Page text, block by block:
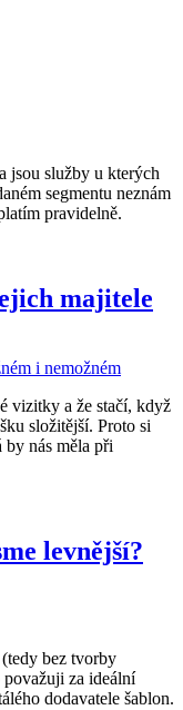
jsou služby u kterých
segmentu neznám
pravidelně.
majitele
i nemožném
vizitky a že stačí, když
složitější. Proto si
by nás měla při
levnější?
bez tvorby
za ideální
dodavatele šablon.